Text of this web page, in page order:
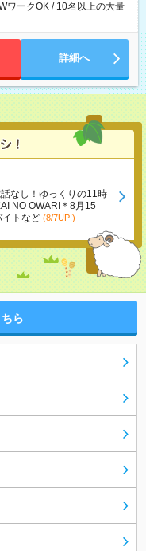
ワークOK / 10名以上の大量
詳細へ
なし！ゆっくりの11時
NO OWARI＊8月15
イトなど (8/7UP!)
ら